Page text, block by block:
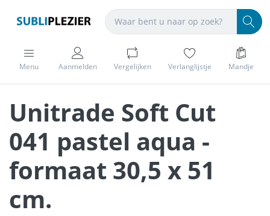
Menu Aanmelden Vergelijken Verlanglijstje Mandje
Unitrade Soft Cut
041 pastel aqua -
formaat 30,5 x 51
cm.